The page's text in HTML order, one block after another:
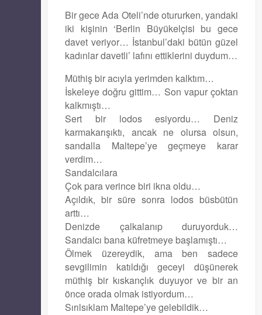
Bir gece Ada Oteli’nde otururken, yandaki
iki kişinin ‘Berlin Büyükelçisi bu gece
davet veriyor… İstanbul’daki bütün güzel
kadınlar davetli’ lafını ettiklerini duydum…
Müthiş bir acıyla yerimden kalktım…
İskeleye doğru gittim… Son vapur çoktan
kalkmıştı…
Sert bir lodos esiyordu… Deniz
karmakarışıktı, ancak ne olursa olsun,
sandalla Maltepe’ye geçmeye karar
verdim…
Sandalcılara
Çok para verince biri ikna oldu…
Açıldık, bir süre sonra lodos büsbütün
arttı…
Denizde çalkalanıp duruyorduk…
Sandalcı bana küfretmeye başlamıştı…
Ölmek üzereydik, ama ben sadece
sevgilimin katıldığı geceyi düşünerek
müthiş bir kıskançlık duyuyor ve bir an
önce orada olmak istiyordum…
Sırılsıklam Maltepe’ye gelebildik…